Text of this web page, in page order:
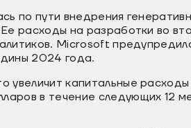
по пути внедрения
расходы на разработки во
Microsoft
2024 года.
капитальные
в течение следующих 12